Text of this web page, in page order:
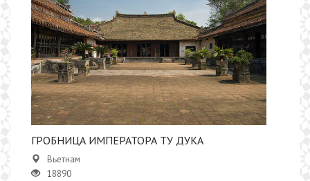
ГРОБНИЦА ИМПЕРАТОРА ТУ ДУКА
Вьетнам
18890